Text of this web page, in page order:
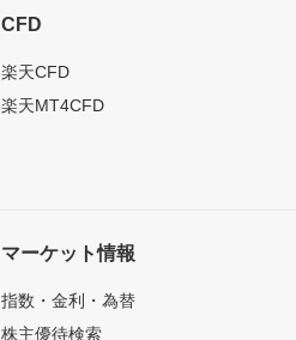
CFD
楽天CFD
楽天MT4CFD
マーケット情報
指数・金利・為替
株主優待検索